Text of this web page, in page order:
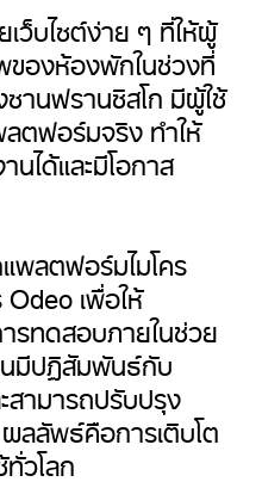
ว็บไซต์ง่าย ๆ ที่ให้ผู้
ของห้องพักในช่วงที่
านฟรานซิสโก มีผู้ใช้
ลตฟอร์มจริง ทำให้
นได้และมีโอกาส
พลตฟอร์มไมโคร
เพื่อให้
ทดสอบภายในช่วย
มีปฏิสัมพันธ์กับ
ามารถปรับปรุง
ลลัพธ์คือการเติบโต
วโลก